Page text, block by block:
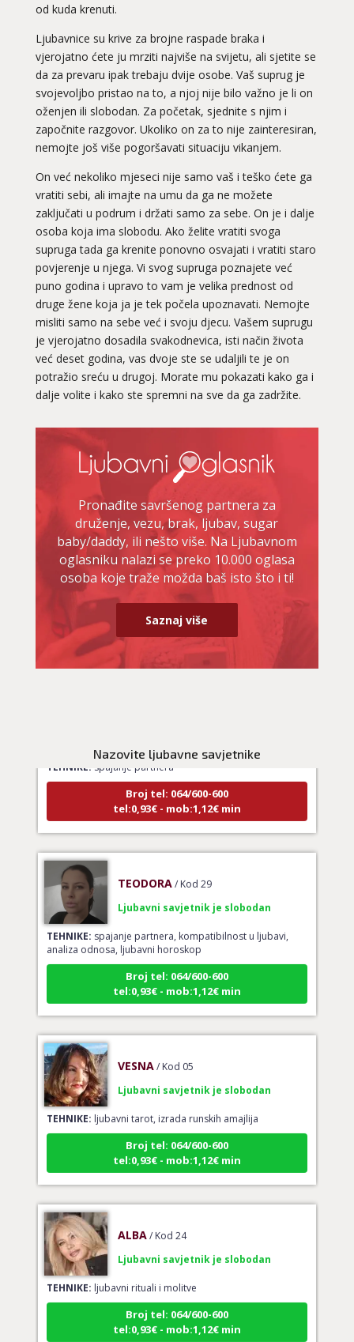
od kuda krenuti.
Ljubavnice su krive za brojne raspade braka i
vjerojatno ćete ju mrziti najviše na svijetu, ali sjetite se
da za prevaru ipak trebaju dvije osobe. Vaš suprug je
svojevoljbo pristao na to, a njoj nije bilo važno je li on
oženjen ili slobodan. Za početak, sjednite s njim i
započnite razgovor. Ukoliko on za to nije zainteresiran,
nemojte još više pogoršavati situaciju vikanjem.
On već nekoliko mjeseci nije samo vaš i teško ćete ga
vratiti sebi, ali imajte na umu da ga ne možete
zaključati u podrum i držati samo za sebe. On je i dalje
osoba koja ima slobodu. Ako želite vratiti svoga
supruga tada ga krenite ponovno osvajati i vratiti staro
povjerenje u njega. Vi svog supruga poznajete već
puno godina i upravo to vam je velika prednost od
druge žene koja ja je tek počela upoznavati. Nemojte
misliti samo na sebe već i svoju djecu. Vašem suprugu
je vjerojatno dosadila svakodnevica, isti način života
već deset godina, vas dvoje ste se udaljili te je on
potražio sreću u drugoj. Morate mu pokazati kako ga i
dalje volite i kako ste spremni na sve da ga zadržite.
Pronađite savršenog partnera za
druženje, vezu, brak, ljubav, sugar
baby/daddy, ili nešto više. Na Ljubavnom
oglasniku nalazi se preko 10.000 oglasa
osoba koje traže možda baš isto što i ti!
Saznaj više
Nazovite ljubavne savjetnike
spajanje partnera
Broj tel: 064/600-600
tel:0,93€ - mob:1,12€ min
/ Kod 29
Ljubavni savjetnik je slobodan
TEHNIKE:spajanje partnera, kompatibilnost u ljubavi,
analiza odnosa, ljubavni horoskop
Broj tel: 064/600-600
tel:0,93€ - mob:1,12€ min
/ Kod 05
Ljubavni savjetnik je slobodan
TEHNIKE:ljubavni tarot, izrada runskih amajlija
Broj tel: 064/600-600
tel:0,93€ - mob:1,12€ min
/ Kod 24
Ljubavni savjetnik je slobodan
TEHNIKE:ljubavni rituali i molitve
Broj tel: 064/600-600
tel:0,93€ - mob:1,12€ min